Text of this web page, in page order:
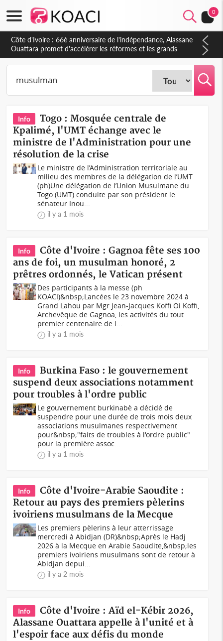
0
Côte d'Ivoire : À Abidjan, Amadou Oury Bah admire le modèle
ivoirien et veut s'en inspirer pour accélérer le développement
de la Guinée
Info
Togo : Mosquée centrale de
Kpalimé, l'UMT échange avec le
ministre de l'Administration pour une
résolution de la crise
Le ministre de l’Administration territoriale au
milieu des membres de la délégation de l’UMT
(ph)Une délégation de l’Union Musulmane du
Togo (UMT) conduite par son président le
sénateur Inou...
il y a 1 mois
Info
Côte d'Ivoire : Gagnoa fête ses 100
ans de foi, un musulman honoré, 2
prêtres ordonnés, le Vatican présent
Des participants à la messe (ph
KOACI)&nbsp;Lancées le 23 novembre 2024 à
Grand Lahou par Mgr Jean-Jacques Koffi Oi Koffi,
Archevêque de Gagnoa, les activités du tout
premier centenaire de l...
il y a 1 mois
Info
Burkina Faso : le gouvernement
suspend deux associations notamment
pour troubles à l'ordre public
Le gouvernement burkinabè a décidé de
suspendre pour une durée de trois mois deux
associations musulmanes respectivement
pour&nbsp;"faits de troubles à l'ordre public"
pour la première assoc...
il y a 1 mois
Info
Côte d'Ivoire-Arabie Saoudite :
Retour au pays des premiers pèlerins
ivoiriens musulmans de la Mecque
Les premiers pèlerins à leur atterrissage
mercredi à Abidjan (DR)&nbsp;Après le Hadj
2026 à la Mecque en Arabie Saoudite,&nbsp;les
premiers ivoiriens musulmans sont de retour à
Abidjan depui...
il y a 2 mois
Info
Côte d'Ivoire : Aïd el-Kébir 2026,
Alassane Ouattara appelle à l'unité et à
l'espoir face aux défis du monde